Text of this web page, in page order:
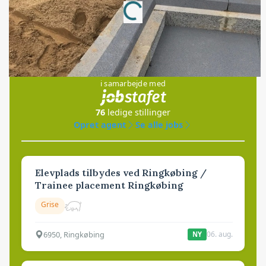
Loading...
Jobs
i samarbejde med
76 ledige stillinger
Opret agent
Se alle jobs
Elevplads tilbydes ved Ringkøbing /
Trainee placement Ringkøbing
Grise
6950, Ringkøbing NY 06. aug.